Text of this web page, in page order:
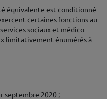
équivalente est conditionné
certaines fonctions au
sociaux et médico-
limitativement énumérés à
septembre 2020 ;